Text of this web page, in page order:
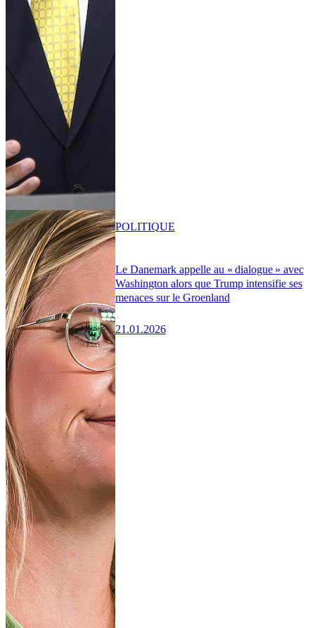
Le Danemark appelle au « dialogue » avec
Washington alors que Trump intensifie ses
menaces sur le Groenland
21.01.2026
POLITIQUE